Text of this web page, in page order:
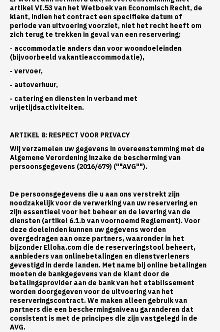
artikel VI.53 van het Wetboek van Economisch Recht, de
klant, indien het contract een specifieke datum of
periode van uitvoering voorziet, niet het recht heeft om
zich terug te trekken in geval van een reservering:
- accommodatie anders dan voor woondoeleinden
(bijvoorbeeld vakantieaccommodatie),
- vervoer,
- autoverhuur,
- catering en diensten in verband met
vrijetijdsactiviteiten.
ARTIKEL 8: RESPECT VOOR PRIVACY
Wij verzamelen uw gegevens in overeenstemming met de
Algemene Verordening inzake de bescherming van
persoonsgegevens (2016/679) (""AVG"").
De persoonsgegevens die u aan ons verstrekt zijn
noodzakelijk voor de verwerking van uw reservering en
zijn essentieel voor het beheer en de levering van de
diensten (artikel 6.1.b van voornoemd Reglement). Voor
deze doeleinden kunnen uw gegevens worden
overgedragen aan onze partners, waaronder in het
bijzonder Elloha.com die de reserveringstool beheert,
aanbieders van onlinebetalingen en dienstverleners
gevestigd in derde landen. Met name bij online betalingen
moeten de bankgegevens van de klant door de
betalingsprovider aan de bank van het etablissement
worden doorgegeven voor de uitvoering van het
reserveringscontract. We maken alleen gebruik van
partners die een beschermingsniveau garanderen dat
consistent is met de principes die zijn vastgelegd in de
AVG.